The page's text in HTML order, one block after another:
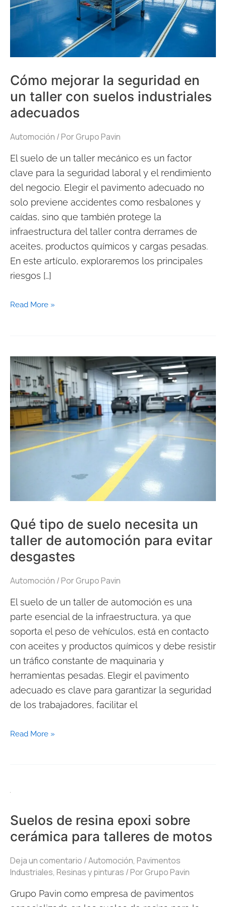
Cómo mejorar la seguridad en
un taller con suelos industriales
adecuados
Automoción / PorGrupo Pavin
El suelo de un taller mecánico es un factor
clave para la seguridad laboral y el rendimiento
del negocio. Elegir el pavimento adecuado no
solo previene accidentes como resbalones y
caídas, sino que también protege la
infraestructura del taller contra derrames de
aceites, productos químicos y cargas pesadas.
En este artículo, exploraremos los principales
riesgos […]
taller
suelos
Read More »
Qué tipo de suelo necesita un
taller de automoción para evitar
desgastes
Automoción / PorGrupo Pavin
El suelo de un taller de automoción es una
parte esencial de la infraestructura, ya que
soporta el peso de vehículos, está en contacto
con aceites y productos químicos y debe resistir
un tráfico constante de maquinaria y
herramientas pesadas. Elegir el pavimento
adecuado es clave para garantizar la seguridad
de los trabajadores, facilitar el
Qué
tipo
de
suelo
necesita
taller
desgastes
Read More »
Suelos de resina epoxi sobre
cerámica para talleres de motos
Deja un comentario /Automoción, Pavimentos
Industriales, Resinas y pinturas / PorGrupo Pavin
Grupo Pavin como empresa de pavimentos
Suelos
resina
epoxi
cerámica
talleres